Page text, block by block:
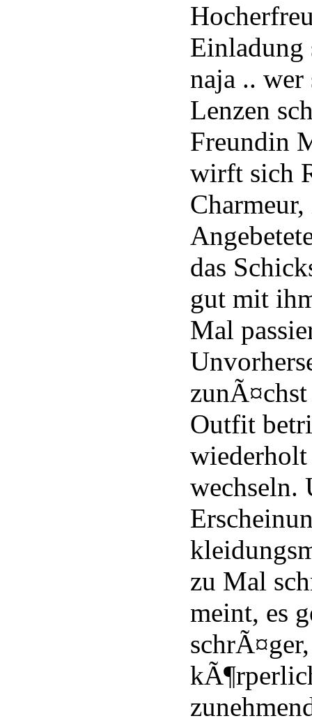
Einladung
naja ..
Lenzen
Freundin
wirft sich
das
gut mit
Mal
Outfit
wechseln.
zu Mal
meint, es